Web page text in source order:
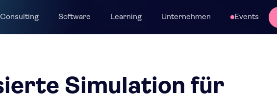
Consulting Software Learning Unternehmen Events
Simulation für